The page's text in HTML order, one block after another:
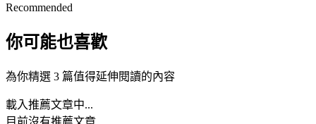
Recommended
你可能也喜歡
為你精選 3 篇值得延伸閱讀的內容
載入推薦文章中...
目前沒有推薦文章